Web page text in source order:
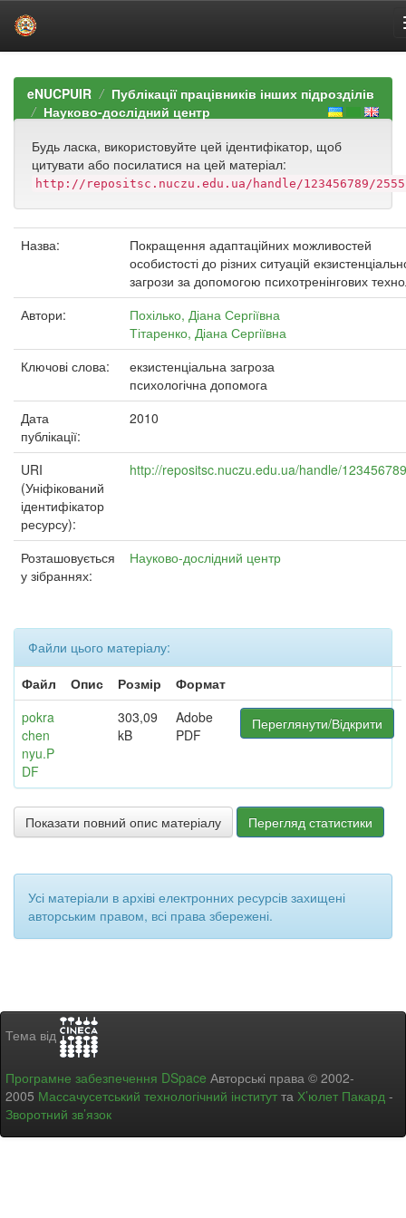
navigationeNUCPUIR
Публікації працівників інших підрозділів
Науково-дослідний центр
Будь ласка, використовуйте цей ідентифікатор, щоб
цитувати або посилатися на цей матеріал:
http://repositsc.nuczu.edu.ua/handle/123456789/2555
Назва:
Покращення адаптаційних можливостей
особистості до різних ситуацій
загрози за допомогою психотренінгових
Автори:
Похілько, Діана Сергіївна
Тітаренко, Діана Сергіївна
Ключові слова:
екзистенціальна загроза
психологічна допомога
Дата
публікації:
2010
URI
(Уніфікований
ідентифікатор
ресурсу):
http://repositsc.nuczu.edu.ua/handle/
Розташовується
у зібраннях:
Науково-дослідний центр
Файли цього матеріалу:
Файл
Опис Розмір
Формат
pokra
chen
nyu.P
DF
303,09
kB
Adobe
PDF
Переглянути/Відкрити
Показати повний опис матеріалу Перегляд статистики
Усі матеріали в архіві електронних ресурсів захищені
авторським правом, всі права збережені.
Тема від
Програмне забезпечення DSpace Авторські права © 2002-
2005 Массачусетський технологічний інститут та Х’юлет Пакард -
Зворотний зв’язок